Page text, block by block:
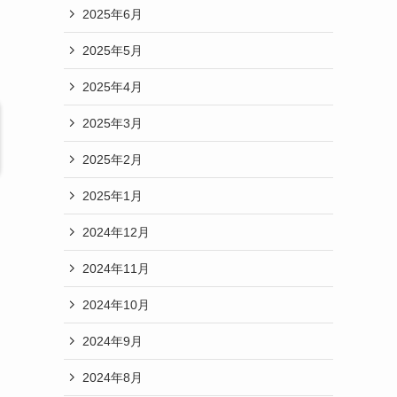
2025年6月
2025年5月
2025年4月
2025年3月
2025年2月
2025年1月
2024年12月
2024年11月
2024年10月
2024年9月
2024年8月